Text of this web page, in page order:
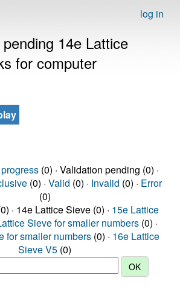
log in
14e Lattice
for computer
(0) · Validation pending (0) ·
(0) · Valid (0) · Invalid (0) · Error
(0)
· 14e Lattice Sieve (0) · 15e Lattice
Sieve for smaller numbers (0) ·
for smaller numbers (0) · 16e Lattice
Sieve V5 (0)